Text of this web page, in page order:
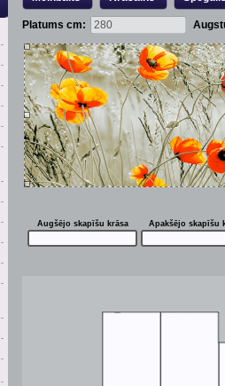
Platums cm:
Augšējo skapīšu krāsa Apakšējo skapīšu